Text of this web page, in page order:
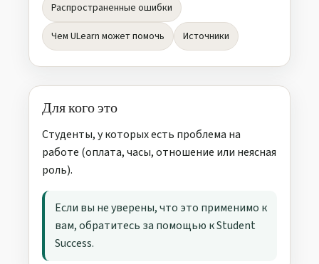
Распространенные ошибки
Чем ULearn может помочь
Источники
Для кого это
Студенты, у которых есть проблема на
работе (оплата, часы, отношение или неясная
роль).
Если вы не уверены, что это применимо к
вам, обратитесь за помощью к Student
Success.